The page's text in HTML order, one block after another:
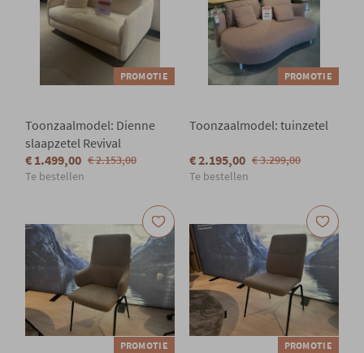
PROMOTIE
Toonzaalmodel: Dienne
slaapzetel Revival
€ 1.499,00 € 2.153,00
Te bestellen
PROMOTIE
Toonzaalmodel: tuinzetel
€ 2.195,00 € 3.299,00
Te bestellen
PROMOTIE PROMOTIE